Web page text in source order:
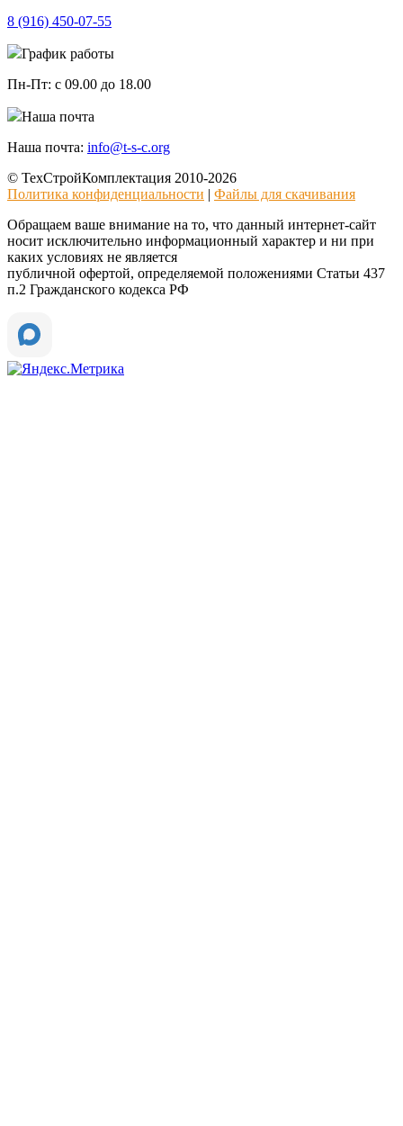
8 (916) 450-07-55
График работы
Пн-Пт: с 09.00 до 18.00
Наша почта
Наша почта: info@t-s-c.org
© ТехСтройКомплектация 2010-2026
Политика конфиденциальности
Файлы для скачивания
Обращаем ваше внимание на то, что данный интернет-сайт
носит исключительно информационный характер и ни при
каких условиях не является
публичной офертой, определяемой положениями Статьи 437
п.2 Гражданского кодекса РФ